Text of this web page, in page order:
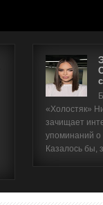
«Холостяк»
зачищает
упоминаний
Казалось бы,
Имя